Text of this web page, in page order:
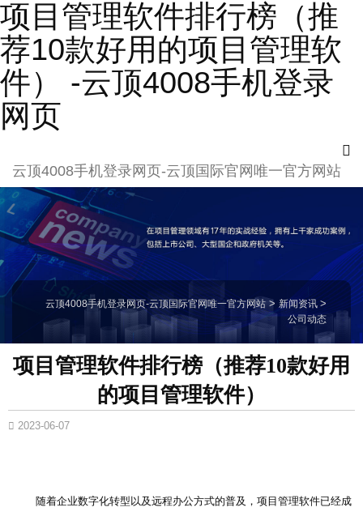
项目管理软件排行榜（推
荐10款好用的项目管理软
件） -云顶4008手机登录
网页
云顶4008手机登录网页-云顶国际官网唯一官方网站
云顶4008手机登录网页-云顶国际官网唯一官方网站 > 新闻资讯 >
公司动态
项目管理软件排行榜（推荐10款好用
的项目管理软件）
2023-06-07
随着企业数字化转型以及远程办公方式的普及，项目管理软件已经成